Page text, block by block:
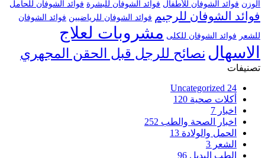
الوزن فوائد الشوفان للأطفال فوائد الشوفان للبشرة فوائد الشوفان للحامل
فوائد الشوفان للرجيم فوائد الشوفان للرياضيين فوائد الشوفان
للشعر فوائد الشوفان للكلى مشروبات لعلاج
الاسهال نصائح للرجل قبل الحقن المجهري
تصنيفات
Uncategorized 24
أكلات صحية 120
اخبار 7
اخبار الصحة والطب 252
الحمل والولادة 13
الشعر 3
الطب البديل 96